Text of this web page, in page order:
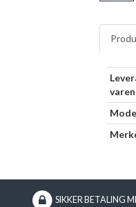
SIKKER BETALING